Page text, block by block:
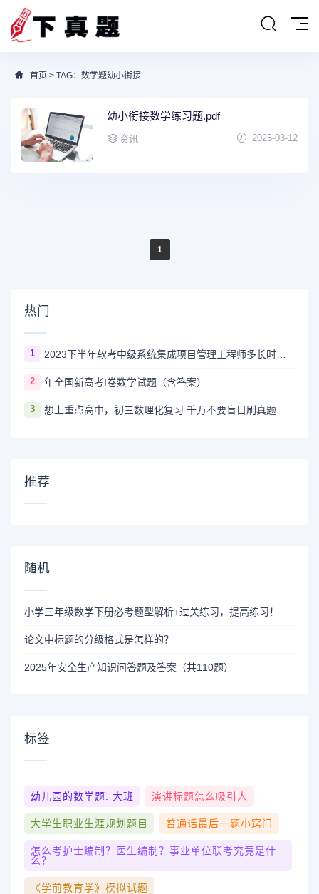
首页 > TAG：数学题幼小衔接
幼小衔接数学练习题.pdf
资讯 2025-03-12
1
热门
1 2023下半年软考中级系统集成项目管理工程师多长时间出成绩
2 年全国新高考I卷数学试题（含答案）
3 想上重点高中，初三数理化复习 千万不要盲目刷真题卷和模拟卷！
推荐
随机
小学三年级数学下册必考题型解析+过关练习，提高练习！
论文中标题的分级格式是怎样的？
2025年安全生产知识问答题及答案（共110题）
标签
幼儿园的数学题. 大班 演讲标题怎么吸引人
大学生职业生涯规划题目 普通话最后一题小窍门
怎么考护士编制？医生编制？事业单位联考究竟是什
么？
《学前教育学》模拟试题